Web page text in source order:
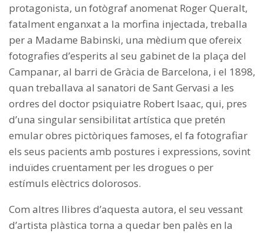
protagonista, un fotògraf anomenat Roger Queralt,
fatalment enganxat a la morfina injectada, treballa
per a Madame Babinski, una mèdium que ofereix
fotografies d’esperits al seu gabinet de la plaça del
Campanar, al barri de Gràcia de Barcelona, i el 1898,
quan treballava al sanatori de Sant Gervasi a les
ordres del doctor psiquiatre Robert Isaac, qui, pres
d’una singular sensibilitat artística que pretén
emular obres pictòriques famoses, el fa fotografiar
els seus pacients amb postures i expressions, sovint
induïdes cruentament per les drogues o per
estímuls elèctrics dolorosos.
Com altres llibres d’aquesta autora, el seu vessant
d’artista plàstica torna a quedar ben palès en la